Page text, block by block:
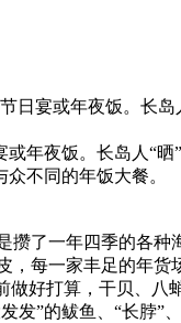
日宴或年夜饭。长
年夜饭。长岛人“
不同的年饭大餐。
了一年四季的各
每一家丰足的年货
好打算，干贝、
”的鲅鱼、“长脖”